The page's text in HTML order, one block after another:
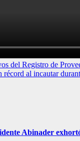
Registro de
al incautar
Abinader exhortó